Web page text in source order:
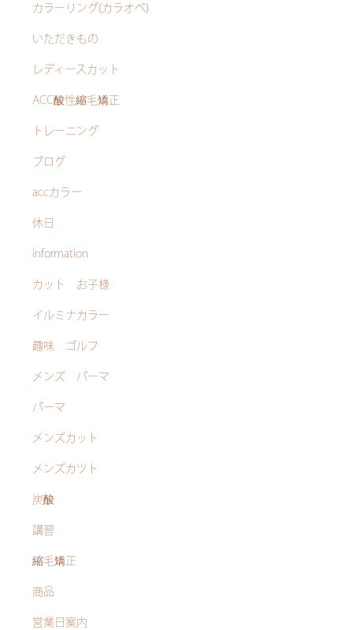
カラーリング(カラオペ)
いただきもの
レディースカット
ACC酸性縮毛矯正
トレーニング
ブログ
accカラー
休日
information
カット お子様
イルミナカラー
趣味 ゴルフ
メンズ パーマ
パーマ
メンズカット
メンズカツト
炭酸
講習
縮毛矯正
商品
営業日案内